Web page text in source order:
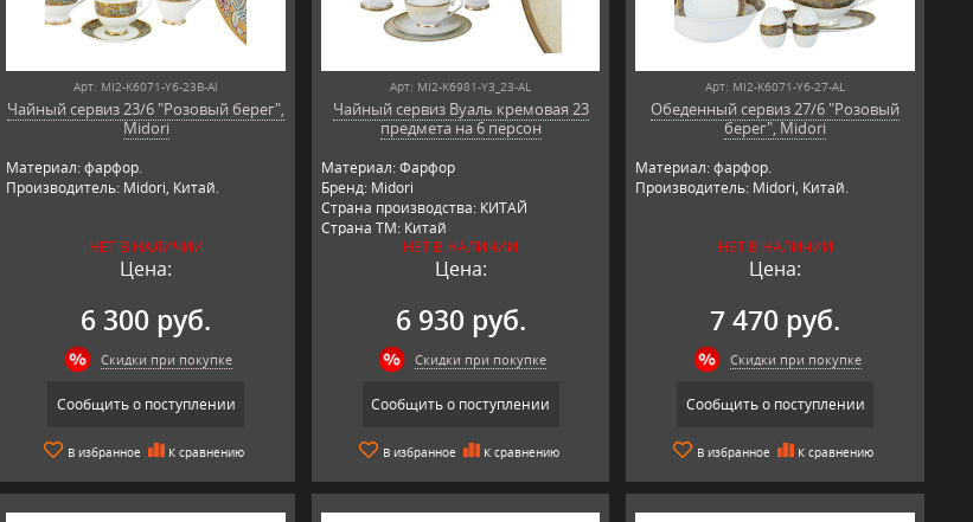
Арт: MI2-K6071-Y6-23B-Al
Чайный сервиз 23/6 "Розовый берег",
Midori
Материал: фарфор.
Производитель: Midori, Китай.
НЕТ В НАЛИЧИИ
Цена:
6 300 руб.
Скидки при покупке
Сообщить о поступлении
В избранное К сравнению
Арт: MI2-K6981-Y3_23-AL
Чайный сервиз Вуаль кремовая 23
предмета на 6 персон
Материал: Фарфор
Бренд: Midori
Страна производства: КИТАЙ
Страна ТМ: Китай
НЕТ В НАЛИЧИИ
Цена:
6 930 руб.
Скидки при покупке
Сообщить о поступлении
В избранное К сравнению
Арт: MI2-K6071-Y6-27-AL
Обеденный сервиз 27/6 "Розовый
берег", Midori
Материал: фарфор.
Производитель: Midori, Китай.
НЕТ В НАЛИЧИИ
Цена:
7 470 руб.
Скидки при покупке
Сообщить о поступлении
В избранное К сравнению